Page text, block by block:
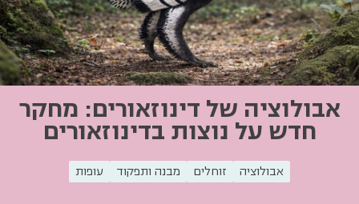
אבולוציה של דינוזאורים: מחקר
חדש על נוצות בדינוזאורים
אבולוציה זוחלים מבנה ותפקוד עופות